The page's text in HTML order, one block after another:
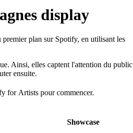
display
plan sur Spotify, en utilisant les
Ainsi, elles captent l'attention du public
ensuite.
for Artists pour commencer.
Showcase